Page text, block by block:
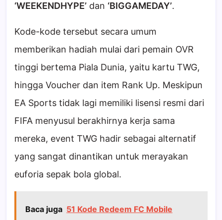
‘WEEKENDHYPE’ dan ‘BIGGAMEDAY’.
Kode-kode tersebut secara umum
memberikan hadiah mulai dari pemain OVR
tinggi bertema Piala Dunia, yaitu kartu TWG,
hingga Voucher dan item Rank Up. Meskipun
EA Sports tidak lagi memiliki lisensi resmi dari
FIFA menyusul berakhirnya kerja sama
mereka, event TWG hadir sebagai alternatif
yang sangat dinantikan untuk merayakan
euforia sepak bola global.
Baca juga 51 Kode Redeem FC Mobile